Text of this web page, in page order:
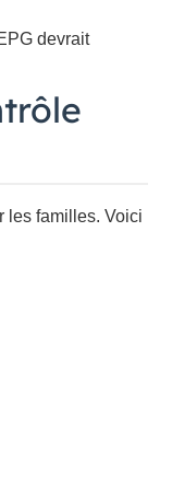
devrait
les familles. Voici